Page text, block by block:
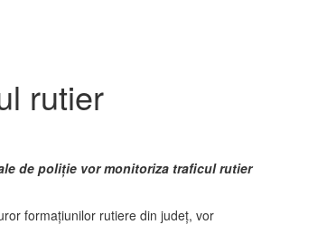
rutier
de poliţie vor monitoriza traficul rutier
formaţiunilor rutiere din judeţ, vor